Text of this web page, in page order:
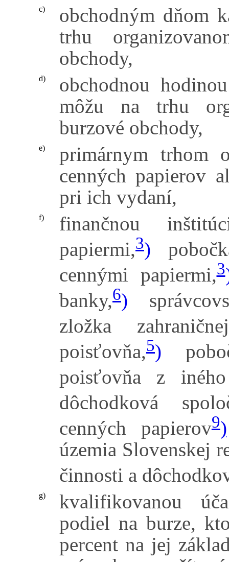
c)
obchodným dňom
trhu
obchody,
d)
obchodnou
môžu na trhu
burzové obchody,
e)
primárnym trhom
cenných papierov
pri ich vydaní,
f)
finančnou
papiermi,3)
cennými papiermi,3
banky,6)
zložka
poisťovňa,5)
poisťovňa z
dôchodková
cenných papierov9)
územia Slovenskej
činnosti a
g)
kvalifikovanou
podiel na burze,
percent na jej